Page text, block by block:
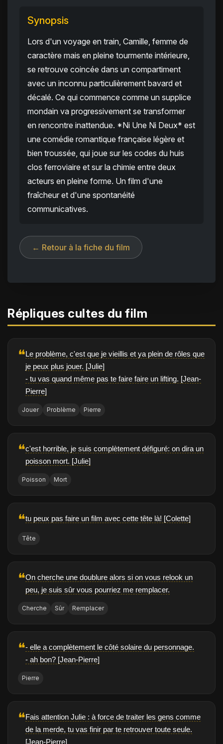
Synopsis
Lors d'un voyage en train, Camille, femme de
caractère mais en pleine tourmente intérieure,
se retrouve coincée dans un compartiment
avec un inconnu particulièrement bavard et
décalé. Ce qui commence comme un supplice
mondain va progressivement se transformer
en rencontre inattendue. *Ni Une Ni Deux* est
une comédie romantique française légère et
bien troussée, qui joue sur les codes du huis
clos ferroviaire et sur la chimie entre deux
acteurs en pleine forme. Un film d'une
fraîcheur et d'une spontanéité
communicatives.
← Retour à la fiche du film
Répliques cultes du film
❝Le problème, c'est que je vieillis et ya plein de rôles que
je peux plus jouer. [Julie]
- tu vas quand même pas te faire faire un lifting. [Jean-
Pierre]
Jouer Problème Pierre
❝c'est horrible, je suis complètement défiguré: on dira un
poisson mort. [Julie]
Poisson Mort
❝tu peux pas faire un film avec cette tête là! [Colette]
Tête
❝On cherche une doublure alors si on vous relook un
peu, je suis sûr vous pourriez me remplacer.
Cherche Sûr Remplacer
❝- elle a complètement le côté solaire du personnage.
- ah bon? [Jean-Pierre]
Pierre
❝Fais attention Julie : à force de traiter les gens comme
de la merde, tu vas finir par te retrouver toute seule.
[Jean-Pierre]